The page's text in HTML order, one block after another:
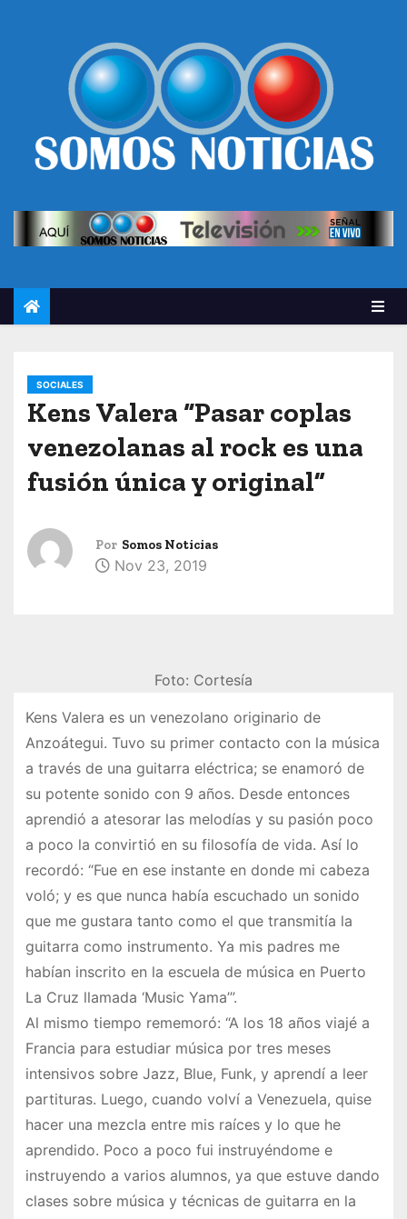
SOCIALES
Kens Valera “Pasar coplas
venezolanas al rock es una
fusión única y original”
Por Somos Noticias
Nov 23, 2019
Foto: Cortesía
Kens Valera es un venezolano originario de
Anzoátegui. Tuvo su primer contacto con la música
a través de una guitarra eléctrica; se enamoró de
su potente sonido con 9 años. Desde entonces
aprendió a atesorar las melodías y su pasión poco
a poco la convirtió en su filosofía de vida. Así lo
recordó: “Fue en ese instante en donde mi cabeza
voló; y es que nunca había escuchado un sonido
que me gustara tanto como el que transmitía la
guitarra como instrumento. Ya mis padres me
habían inscrito en la escuela de música en Puerto
La Cruz llamada ‘Music Yama’”.
Al mismo tiempo rememoró: “A los 18 años viajé a
Francia para estudiar música por tres meses
intensivos sobre Jazz, Blue, Funk, y aprendí a leer
partituras. Luego, cuando volví a Venezuela, quise
hacer una mezcla entre mis raíces y lo que he
aprendido. Poco a poco fui instruyéndome e
instruyendo a varios alumnos, ya que estuve dando
clases sobre música y técnicas de guitarra en la